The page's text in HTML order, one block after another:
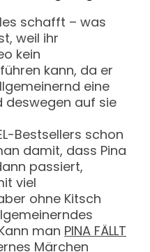
schafft – was
weil ihr
kein
kann, da er
eine
deswegen auf sie
Bestsellers schon
damit, dass Pina
passiert,
viel
ohne Kitsch
man PINA FÄLLT
Märchen